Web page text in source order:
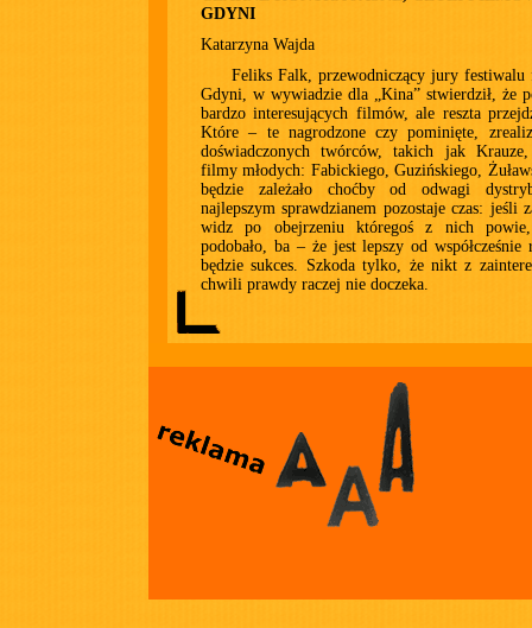
GDYNI
Katarzyna Wajda
Feliks Falk, przewodniczący jury
Gdyni, w wywiadzie dla „Kina” stwierdził, że
bardzo interesujących filmów, ale reszta
Które – te nagrodzone czy pominięte,
doświadczonych twórców, takich jak
filmy młodych: Fabickiego, Guzińskiego,
będzie zależało choćby od odwagi
najlepszym sprawdzianem pozostaje czas: jeśli
widz po obejrzeniu któregoś z nich
podobało, ba – że jest lepszy od
będzie sukces. Szkoda tylko, że nikt z
chwili prawdy raczej nie doczeka.